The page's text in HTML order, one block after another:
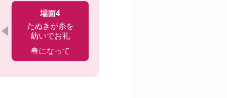
場面4
たぬきが糸を
紡いでお礼
春になって